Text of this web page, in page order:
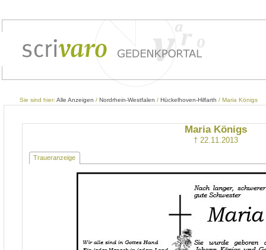
Sie sind hier: Alle Anzeigen / Nordrhein-Westfalen / Hückelhoven-Hilfarth / Maria Königs
Maria Königs
† 22.11.2013
Traueranzeige